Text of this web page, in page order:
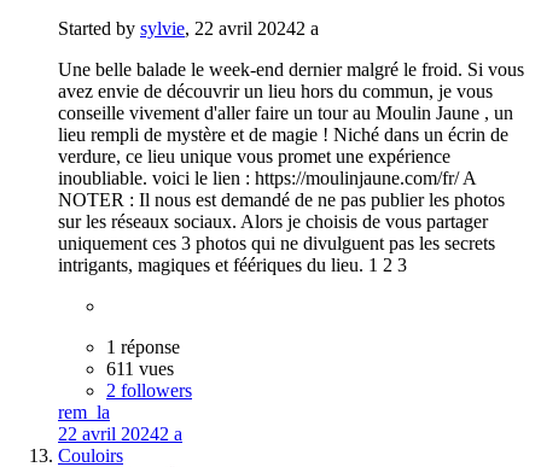
Started by sylvie, 22 avril 20242 a
Une belle balade le week-end dernier malgré le froid. Si vous
avez envie de découvrir un lieu hors du commun, je vous
conseille vivement d'aller faire un tour au Moulin Jaune , un
lieu rempli de mystère et de magie ! Niché dans un écrin de
verdure, ce lieu unique vous promet une expérience
inoubliable. voici le lien : https://moulinjaune.com/fr/ A
NOTER : Il nous est demandé de ne pas publier les photos
sur les réseaux sociaux. Alors je choisis de vous partager
uniquement ces 3 photos qui ne divulguent pas les secrets
intrigants, magiques et féériques du lieu. 1 2 3
1 réponse
611 vues
2 followers
rem_la
22 avril 20242 a
Couloirs